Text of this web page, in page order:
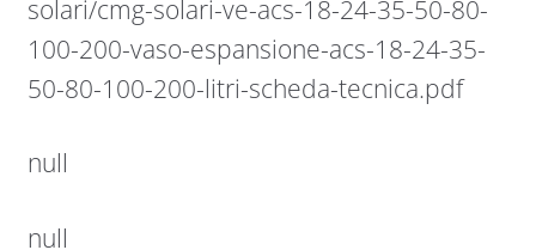
solari/cmg-solari-ve-acs-18-24-35-50-80-
100-200-vaso-espansione-acs-18-24-35-
50-80-100-200-litri-scheda-tecnica.pdf
null
null